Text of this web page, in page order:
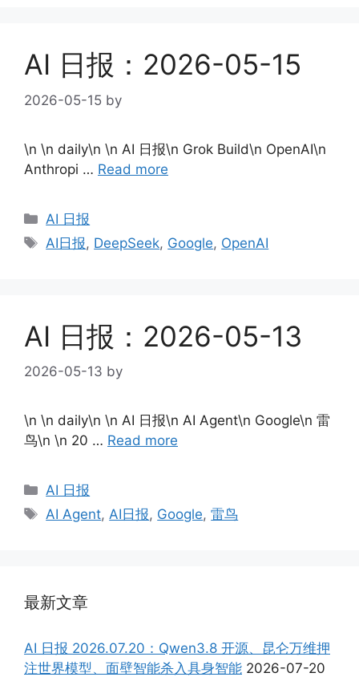
AI 日报：2026-05-15
2026-05-15 by
\n \n daily\n \n AI 日报\n Grok Build\n OpenAI\n
Anthropi … Read more
Categories
AI 日报
Tags
AI日报, DeepSeek, Google, OpenAI
AI 日报：2026-05-13
2026-05-13 by
\n \n daily\n \n AI 日报\n AI Agent\n Google\n 雷
鸟\n \n 20 … Read more
Categories
AI 日报
Tags
AI Agent,AI日报, Google,雷鸟
最新文章
AI 日报 2026.07.20：Qwen3.8 开源、昆仑万维押
注世界模型、面壁智能杀入具身智能 2026-07-20